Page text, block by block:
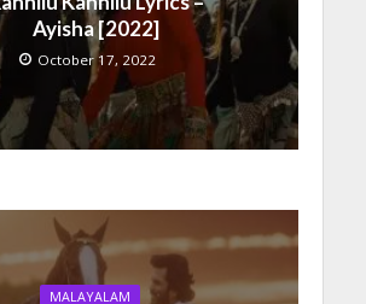
Ayisha [2022]
October 17, 2022
MALAYALAM